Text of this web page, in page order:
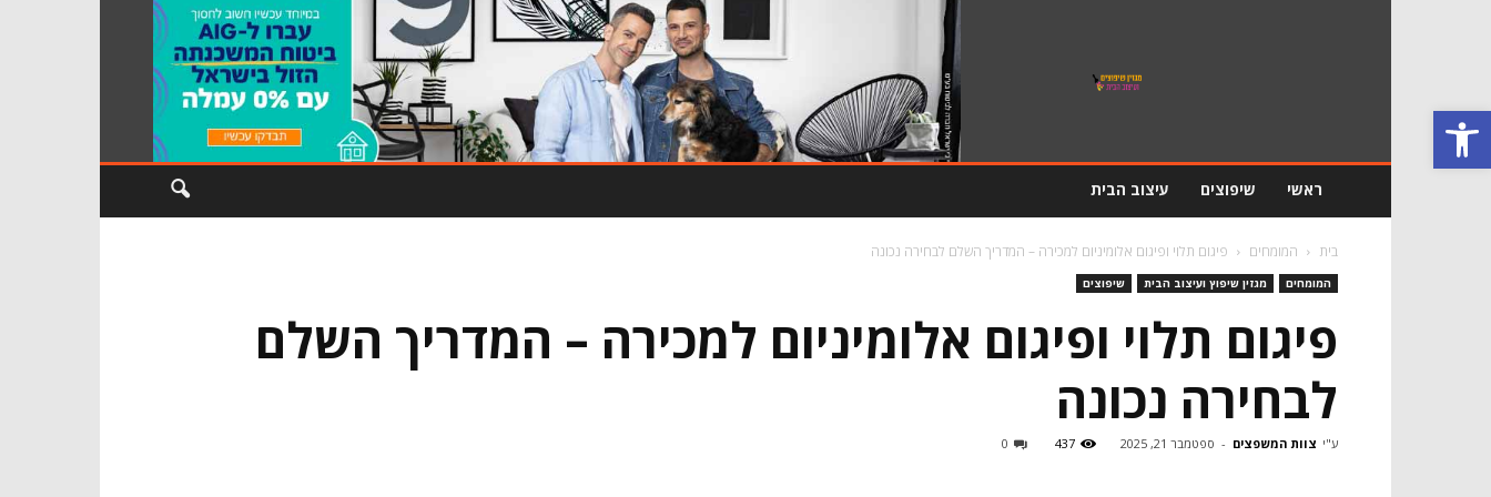
פתח סרגל נגישות
- פרסומת -
ראשי שיפוצים עיצוב הבית
בית המומחים פיגום תלוי ופיגום אלומיניום למכירה – המדריך השלם לבחירה נכונה
המומחים מגזין שיפוץ ועיצוב הבית שיפוצים
פיגום תלוי ופיגום אלומיניום למכירה – המדריך השלם
לבחירה נכונה
ע"י צוות המשפצים - ספטמבר 21, 2025 437
0